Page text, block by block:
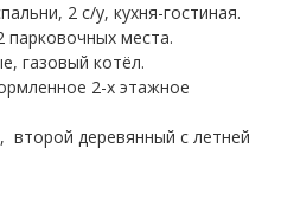
2 с/у, кухня-гостиная.
места.
газовый котёл.
2-х этажное
второй деревянный с летней